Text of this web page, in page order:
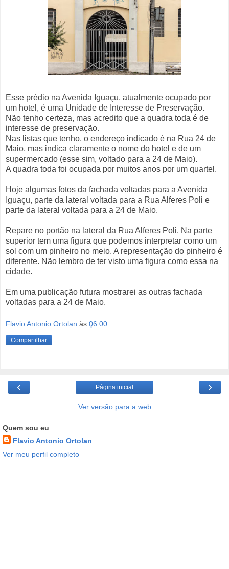
Esse prédio na Avenida Iguaçu, atualmente ocupado por
um hotel, é uma Unidade de Interesse de Preservação.
Não tenho certeza, mas acredito que a quadra toda é de
interesse de preservação.
Nas listas que tenho, o endereço indicado é na Rua 24 de
Maio, mas indica claramente o nome do hotel e de um
supermercado (esse sim, voltado para a 24 de Maio).
A quadra toda foi ocupada por muitos anos por um quartel.
Hoje algumas fotos da fachada voltadas para a Avenida
Iguaçu, parte da lateral voltada para a Rua Alferes Poli e
parte da lateral voltada para a 24 de Maio.
Repare no portão na lateral da Rua Alferes Poli. Na parte
superior tem uma figura que podemos interpretar como um
sol com um pinheiro no meio. A representação do pinheiro é
diferente. Não lembro de ter visto uma figura como essa na
cidade.
Em uma publicação futura mostrarei as outras fachada
voltadas para a 24 de Maio.
Flavio Antonio Ortolan às 06:00
Compartilhar
‹ ›
Página inicial
Ver versão para a web
Quem sou eu
Flavio Antonio Ortolan
Ver meu perfil completo